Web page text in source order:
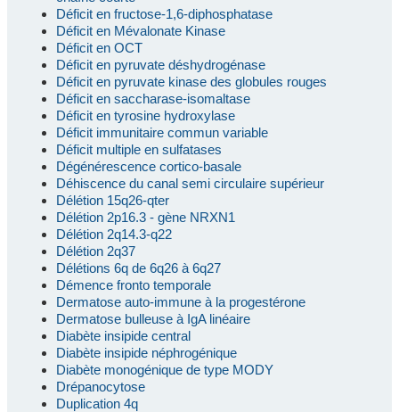
Déficit en fructose-1,6-diphosphatase
Déficit en Mévalonate Kinase
Déficit en OCT
Déficit en pyruvate déshydrogénase
Déficit en pyruvate kinase des globules rouges
Déficit en saccharase-isomaltase
Déficit en tyrosine hydroxylase
Déficit immunitaire commun variable
Déficit multiple en sulfatases
Dégénérescence cortico-basale
Déhiscence du canal semi circulaire supérieur
Délétion 15q26-qter
Délétion 2p16.3 - gène NRXN1
Délétion 2q14.3-q22
Délétion 2q37
Délétions 6q de 6q26 à 6q27
Démence fronto temporale
Dermatose auto-immune à la progestérone
Dermatose bulleuse à IgA linéaire
Diabète insipide central
Diabète insipide néphrogénique
Diabète monogénique de type MODY
Drépanocytose
Duplication 4q